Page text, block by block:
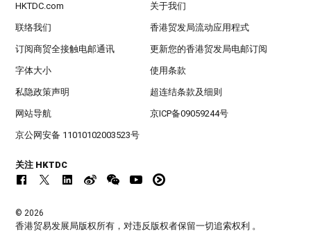
HKTDC.com 关于我们
联络我们 香港贸发局流动应用程式
订阅商贸全接触电邮通讯 更新您的香港贸发局电邮订阅
字体大小 使用条款
私隐政策声明 超连结条款及细则
网站导航 京ICP备09059244号
京公网安备 11010102003523号
关注 HKTDC
© 2026
香港贸易发展局版权所有，对违反版权者保留一切追索权利 。